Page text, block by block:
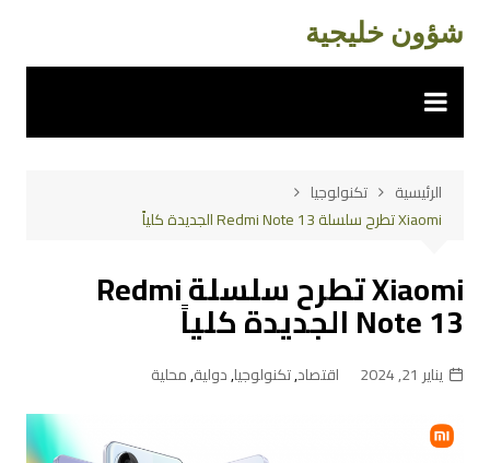
المحتوى
شؤون خليجية
الرئيسية
تكنولوجيا
Xiaomi تطرح سلسلة Redmi Note 13 الجديدة كلياً
Xiaomi تطرح سلسلة Redmi
Note 13 الجديدة كلياً
يناير 21, 2024 اقتصاد,تكنولوجيا,دولية,محلية